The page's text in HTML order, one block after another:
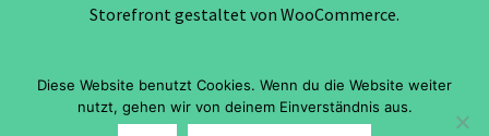
Storefront gestaltet von WooCommerce.
Vertrag widerrufen
Diese Website benutzt Cookies. Wenn du die Website weiter
nutzt, gehen wir von deinem Einverständnis aus.